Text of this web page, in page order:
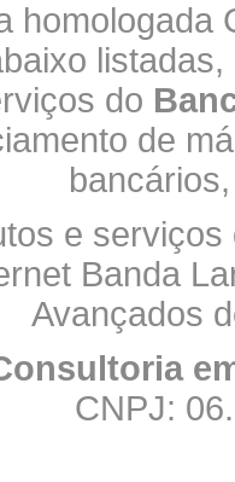
homologada
do
de
e
Banda
Avançados
CNPJ: